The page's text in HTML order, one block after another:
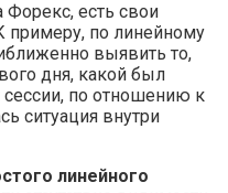
Форекс, есть свои
примеру, по линейному
выявить то,
дня, какой был
по отношению к
ситуация внутри
линейного